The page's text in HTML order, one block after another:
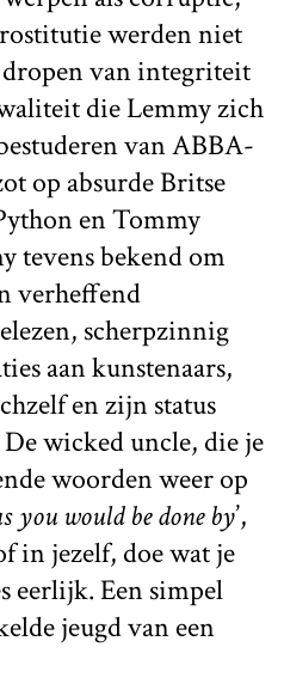
werden niet
dropen van integriteit
die Lemmy zich
van ABBA-
op absurde Britse
en Tommy
tevens bekend om
verheffend
scherpzinnig
aan kunstenaars,
en zijn status
wicked uncle, die je
woorden weer op
you would be done by’,
in jezelf, doe wat je
eerlijk. Een simpel
jeugd van een